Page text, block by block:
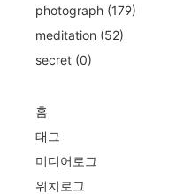
photograph (179)
meditation (52)
secret (0)
홈
태그
미디어로그
위치로그